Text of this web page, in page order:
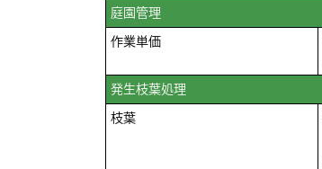
庭園管理
作業単価
発生枝葉処理
枝葉